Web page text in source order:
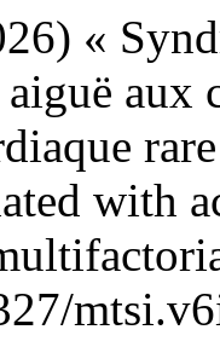
«
aux
with